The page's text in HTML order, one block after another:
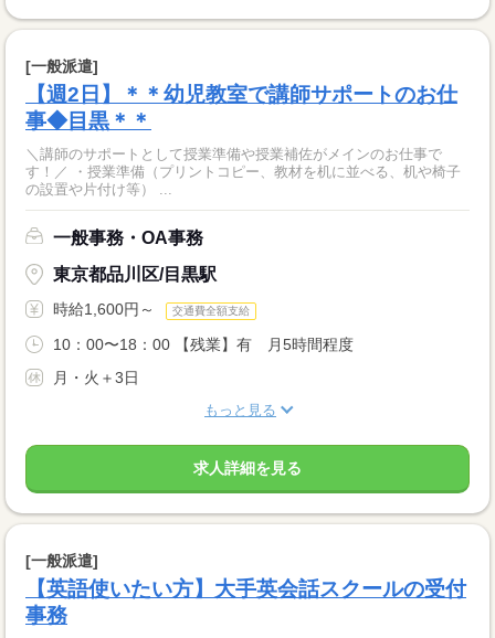
[一般派遣]
【週2日】＊＊幼児教室で講師サポートのお仕
事◆目黒＊＊
＼講師のサポートとして授業準備や授業補佐がメインのお仕事で
す！／ ・授業準備（プリントコピー、教材を机に並べる、机や椅子
の設置や片付け等） ...
一般事務・OA事務
東京都品川区/目黒駅
時給1,600円～ 交通費全額支給
10：00〜18：00 【残業】有 月5時間程度
月・火＋3日
もっと見る
求人詳細を見る
[一般派遣]
【英語使いたい方】大手英会話スクールの受付
事務